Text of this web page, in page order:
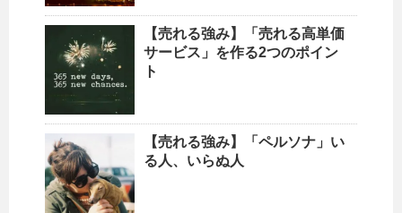
【売れる強み】「売れる高単価
サービス」を作る2つのポイン
ト
【売れる強み】「ペルソナ」い
る人、いらぬ人